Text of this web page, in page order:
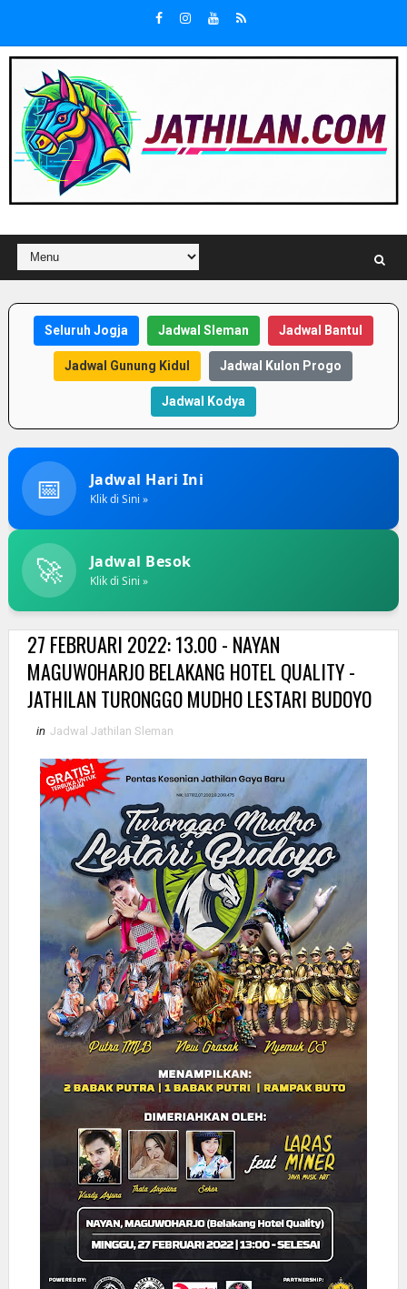
Seluruh Jogja Jadwal Sleman Jadwal Bantul
Jadwal Gunung Kidul Jadwal Kulon Progo
Jadwal Kodya
📅 Jadwal Hari Ini
Klik di Sini »
🚀 Jadwal Besok
Klik di Sini »
27 FEBRUARI 2022: 13.00 - NAYAN
MAGUWOHARJO BELAKANG HOTEL QUALITY -
JATHILAN TURONGGO MUDHO LESTARI BUDOYO
in Jadwal Jathilan Sleman